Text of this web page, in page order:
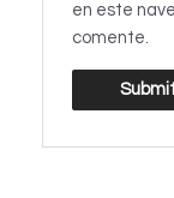
en este
comente.